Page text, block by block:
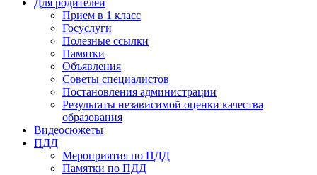
Прием в 1 класс
Госуслуги
Полезные ссылки
Памятки
Объявления
Советы специалистов
Постановления администрации
Результаты независимой оценки качества
образования
Видеосюжеты
ПДД
Мероприятия по ПДД
Памятки по ПДД